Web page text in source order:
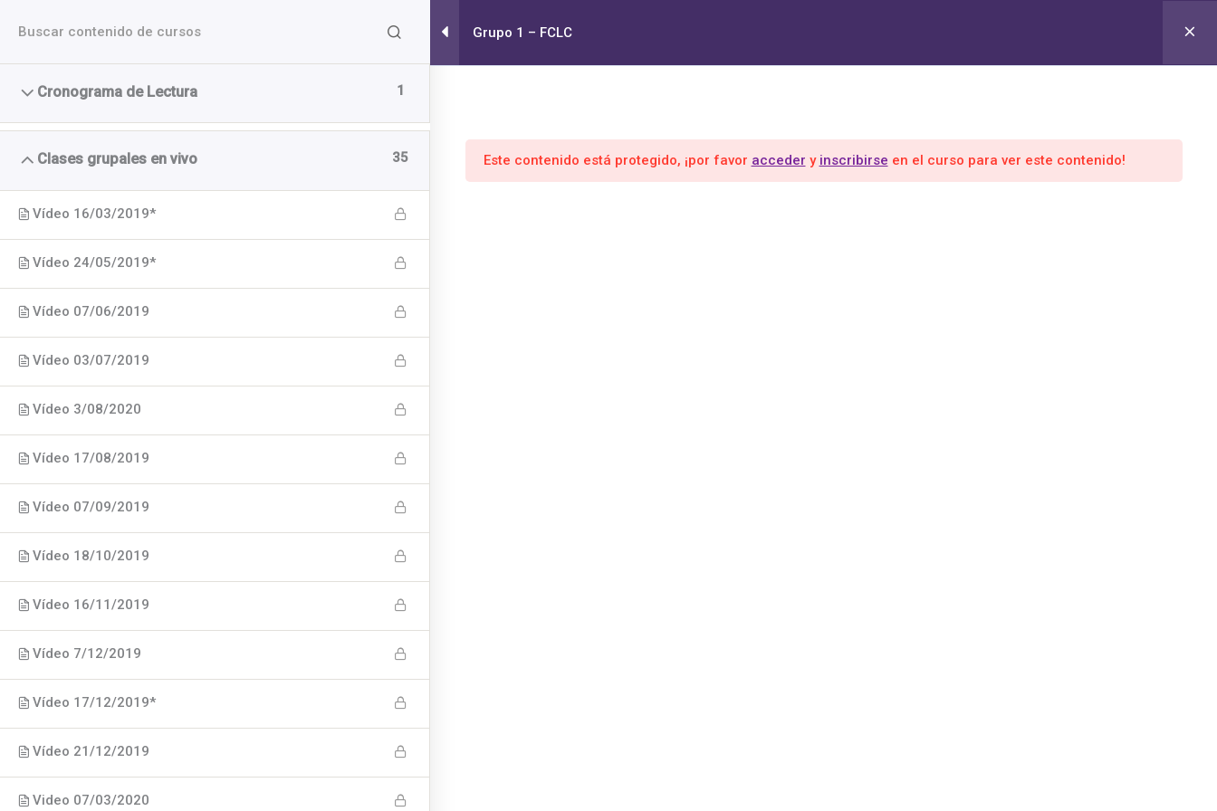
contenido
Escuela Punto Cero -
Aula Online
EMPRENDEDORES BAGUÉS
Grupo 365 Días
Inicio Cursos Grupos de la Formación
Grupo 1 – FCLC
Cronograma de Lectura 1
Clases grupales en vivo 35
Vídeo 16/03/2019*
Vídeo 24/05/2019*
Vídeo 07/06/2019
Vídeo 03/07/2019
Vídeo 3/08/2020
Vídeo 17/08/2019
Vídeo 07/09/2019
Vídeo 18/10/2019
Vídeo 16/11/2019
Vídeo 7/12/2019
Vídeo 17/12/2019*
Vídeo 21/12/2019
Video 07/03/2020
Este contenido está protegido, ¡por favor acceder y inscribirse en el curso para ver este contenido!